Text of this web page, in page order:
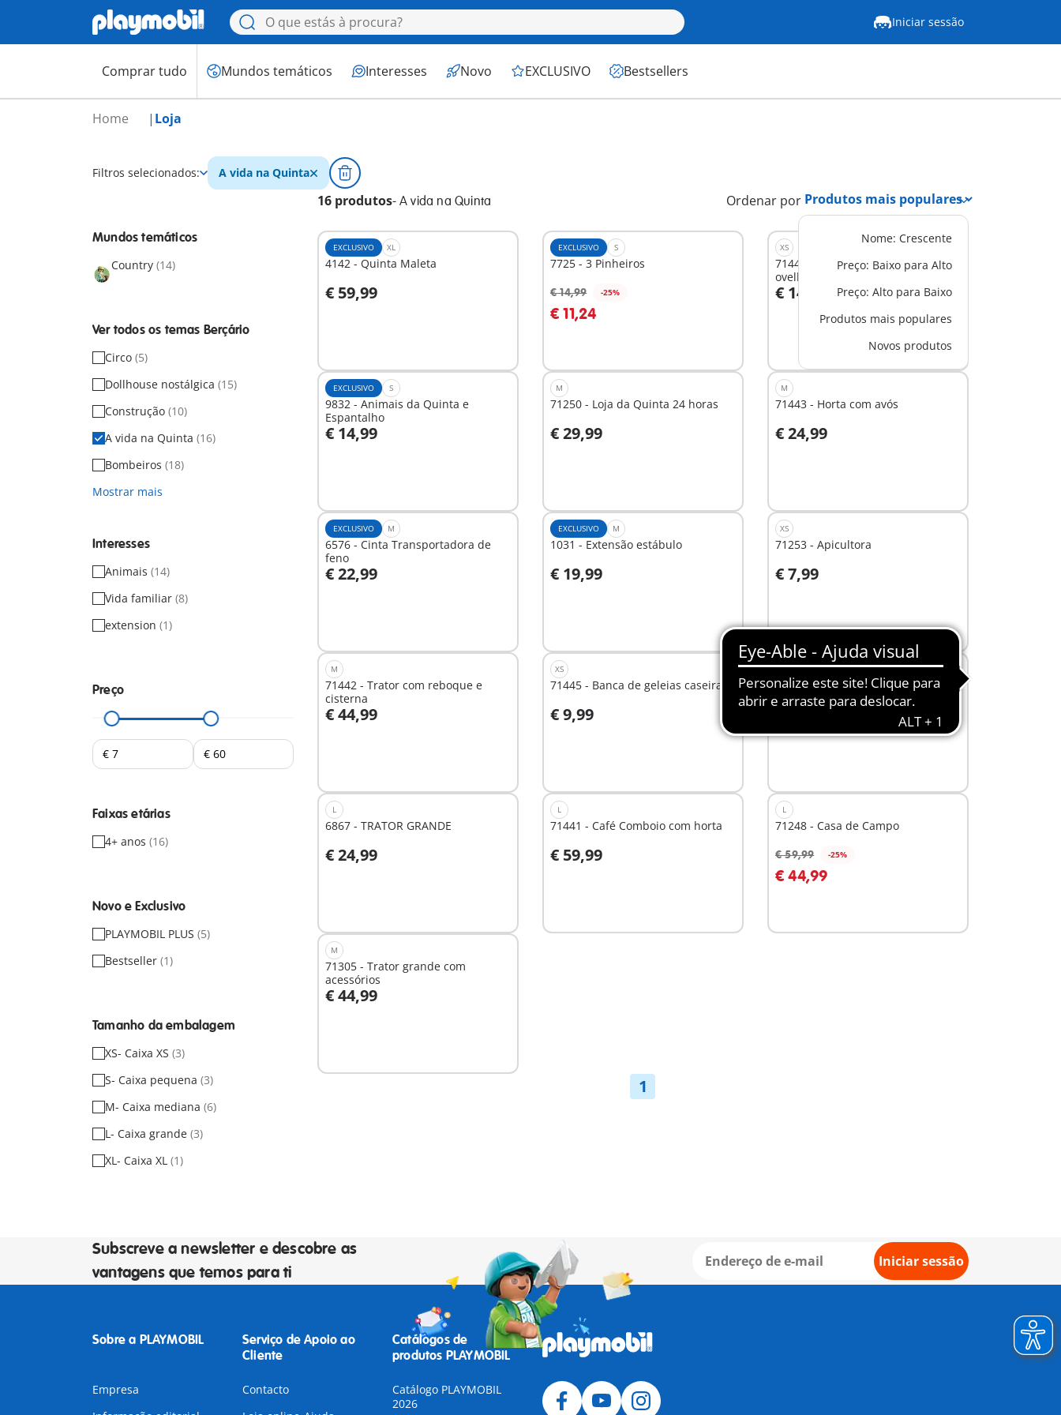
Iniciar sessão
Comprar tudo Mundos temáticos Interesses Novo EXCLUSIVO Bestsellers
Home Loja
Filtros selecionados: A vida na Quinta
16 produtos- A vida na Quinta Ordenar por
Nome: Crescente
Preço: Baixo para Alto
Preço: Alto para Baixo
Produtos mais populares
Novos produtos
Mundos temáticos
Country (14)
Ver todos os temas Berçário
Circo (5)
Dollhouse nostálgica (15)
Construção (10)
A vida na Quinta (16)
Bombeiros (18)
Mostrar mais
Interesses
Animais (14)
Vida familiar (8)
extension (1)
Preço
Faixas etárias
4+ anos (16)
Novo e Exclusivo
PLAYMOBIL PLUS (5)
Bestseller (1)
Tamanho da embalagem
XS- Caixa XS (3)
S- Caixa pequena (3)
M- Caixa mediana (6)
L- Caixa grande (3)
XL- Caixa XL (1)
EXCLUSIVO XL
4142 - Quinta Maleta
€ 59,99
Ao carrinho
EXCLUSIVO S
7725 - 3 Pinheiros
€ 14,99 -25%
€ 11,24
XS
71444 - Pastor com rebanho de
ovelhas
€ 14,99
Ao carrinho
EXCLUSIVO S
9832 - Animais da Quinta e
Espantalho
€ 14,99
Ao carrinho
M
71250 - Loja da Quinta 24 horas
€ 29,99
Ao carrinho
M
71443 - Horta com avós
€ 24,99
Ao carrinho
EXCLUSIVO M
6576 - Cinta Transportadora de
feno
€ 22,99
Ao carrinho
EXCLUSIVO M
1031 - Extensão estábulo
€ 19,99
Ao carrinho
XS
71253 - Apicultora
€ 7,99
Ao carrinho
M
71442 - Trator com reboque e
cisterna
€ 44,99
Ao carrinho
XS
71445 - Banca de geleias caseiras
€ 9,99
Ao carrinho
S
71251 - Passeio com Alpaca
L
6867 - TRATOR GRANDE
€ 24,99
L
71441 - Café Comboio com horta
€ 59,99
L
71248 - Casa de Campo
€ 59,99 -25%
€ 44,99
M
71305 - Trator grande com
acessórios
€ 44,99
1
Subscreve a newsletter e descobre as
vantagens que temos para ti
Iniciar sessão
Sobre a PLAYMOBIL
Empresa
Serviço de Apoio ao
Cliente
Contacto
Catálogos de
produtos PLAYMOBIL
Catálogo PLAYMOBIL
2026